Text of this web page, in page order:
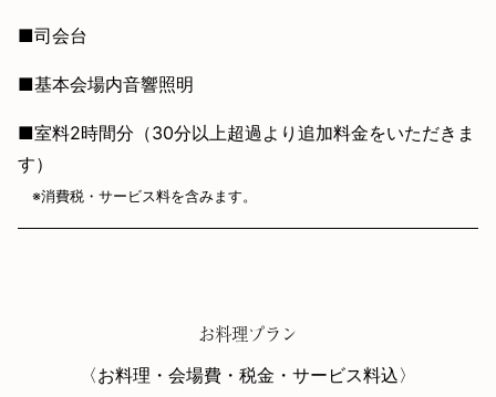
■司会台
■基本会場内音響照明
■室料2時間分（30分以上超過より追加料金をいただきま
す）
※消費税・サービス料を含みます。
お料理プラン
〈お料理・会場費・税金・サービス料込〉